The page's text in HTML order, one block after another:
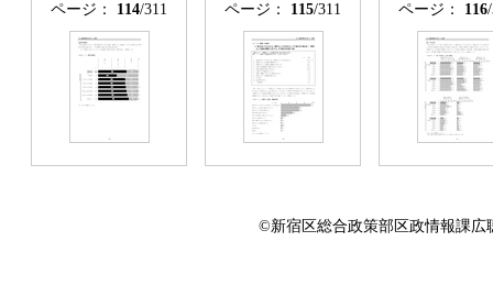
ページ： 114/311 ページ： 115/311 ページ： 116
©新宿区総合政策部区政情報課